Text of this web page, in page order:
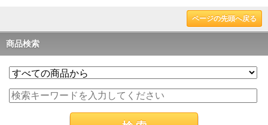
ページの先頭へ戻る
商品検索